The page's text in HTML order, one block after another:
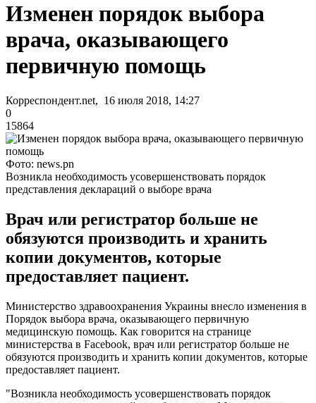
Изменен порядок выбора
врача, оказывающего
первичную помощь
Корреспондент.net, 16 июля 2018, 14:27
0
15864
Фото: news.pn
Возникла необходимость усовершенствовать порядок
представления деклараций о выборе врача
Врач или регистратор больше не
обязуются производить и хранить
копии документов, которые
предоставляет пациент.
Министерство здравоохранения Украины внесло изменения в
Порядок выбора врача, оказывающего первичную
медицинскую помощь. Как говорится на странице
министерства в Facebook, врач или регистратор больше не
обязуются производить и хранить копии документов, которые
предоставляет пациент.
"Возникла необходимость усовершенствовать порядок